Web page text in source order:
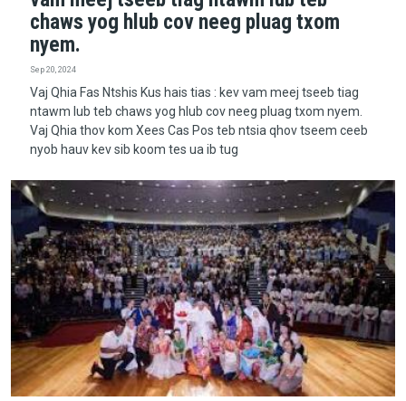
chaws yog hlub cov neeg pluag txom
nyem.
Sep 20, 2024
Vaj Qhia Fas Ntshis Kus hais tias : kev vam meej tseeb tiag
ntawm lub teb chaws yog hlub cov neeg pluag txom nyem.
Vaj Qhia thov kom Xees Cas Pos teb ntsia qhov tseem ceeb
nyob hauv kev sib koom tes ua ib tug